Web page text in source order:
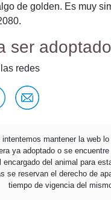
de golden. Es muy
ser
redes
intentemos mantener la web
ya adoptado o se
encargado del animal para
se reservan el derecho de
tiempo de vigencia del